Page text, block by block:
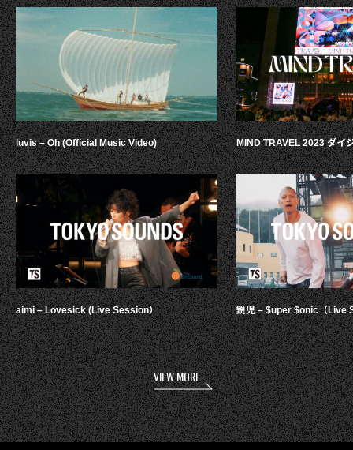
luvis – Oh (Official Music Video)
aimi – Lovesick (Live Session）
MIND TRAVEL 2023 ダイ
鋭児 – $uper $onic（Live
VIEW MORE